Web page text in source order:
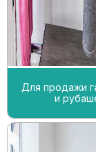
Для продажи
и